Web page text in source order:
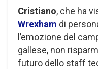
Cristiano, che ha
Wrexham di
l’emozione del
gallese, non
futuro dello staff